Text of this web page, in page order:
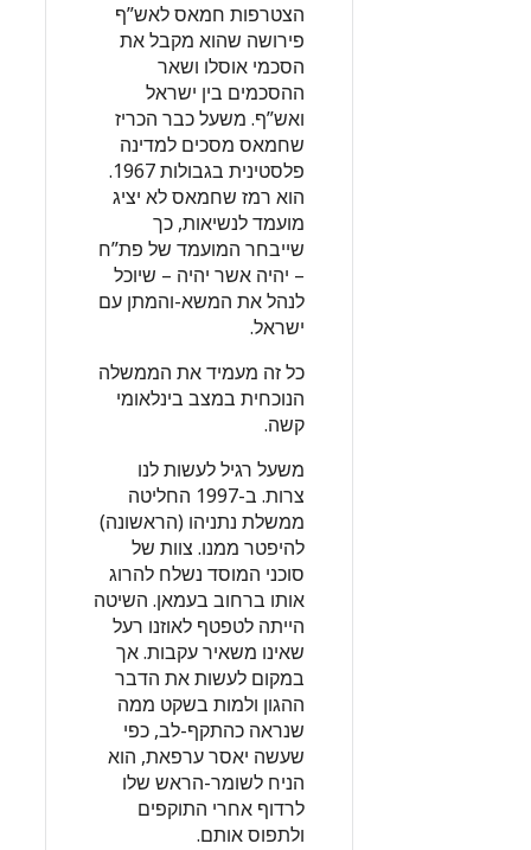
הצטרפות חמאס לאש”ף
פירושה שהוא מקבל את
הסכמי אוסלו ושאר
ההסכמים בין ישראל
ואש”ף. משעל כבר הכריז
שחמאס מסכים למדינה
פלסטינית בגבולות 1967.
הוא רמז שחמאס לא יציג
מועמד לנשיאות, כך
שייבחר המועמד של פת”ח
– יהיה אשר יהיה – שיוכל
לנהל את המשא-והמתן עם
ישראל.
כל זה מעמיד את הממשלה
הנוכחית במצב בינלאומי
קשה.
משעל רגיל לעשות לנו
צרות. ב-1997 החליטה
ממשלת נתניהו (הראשונה)
להיפטר ממנו. צוות של
סוכני המוסד נשלח להרוג
אותו ברחוב בעמאן. השיטה
הייתה לטפטף לאוזנו רעל
שאינו משאיר עקבות. אך
במקום לעשות את הדבר
ההגון ולמות בשקט ממה
שנראה כהתקף-לב, כפי
שעשה יאסר ערפאת, הוא
הניח לשומר-הראש שלו
לרדוף אחרי התוקפים
ולתפוס אותם.